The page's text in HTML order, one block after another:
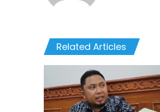
Related Articles